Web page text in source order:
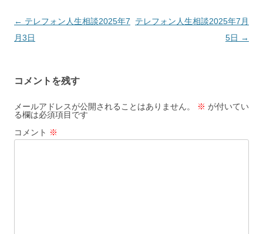
投
稿
ゲ
ー
シ
ョ
← テレフォン人生相談2025年7
月3日
テレフォン人生相談2025年7月
5日 →
コメントを残す
メールアドレスが公開されることはありません。 ※ が付いてい
る欄は必須項目です
コメント ※